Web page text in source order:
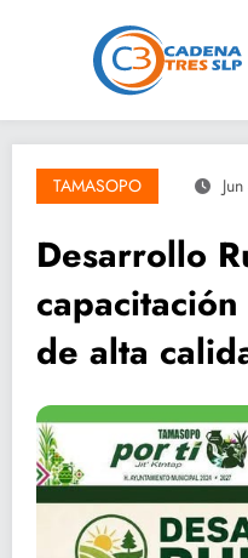
TAMASOPO
Desarrollo
de alta